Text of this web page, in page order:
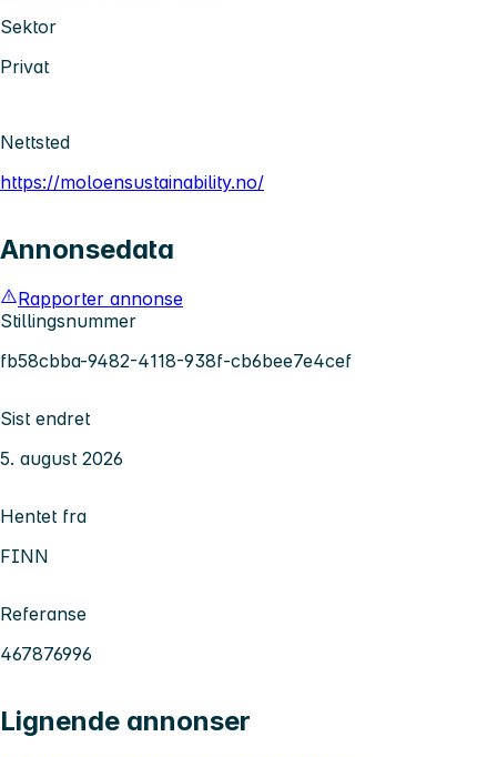
Sektor
Privat
Nettsted
https://moloensustainability.no/
Annonsedata
Rapporter annonse
Stillingsnummer
fb58cbba-9482-4118-938f-cb6bee7e4cef
Sist endret
5. august 2026
Hentet fra
FINN
Referanse
467876996
Lignende annonser